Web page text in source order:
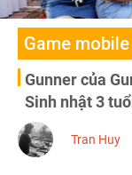
Game mobile
Gunner của
Sinh nhật 3
Tran Huy